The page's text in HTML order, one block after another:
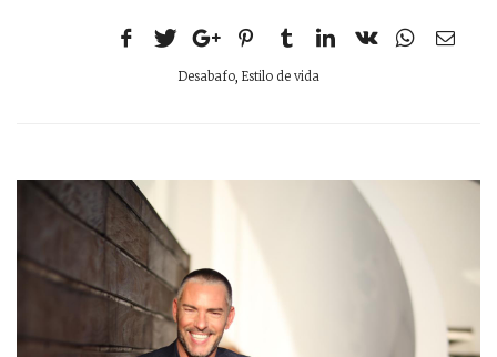
Desabafo, Estilo de vida